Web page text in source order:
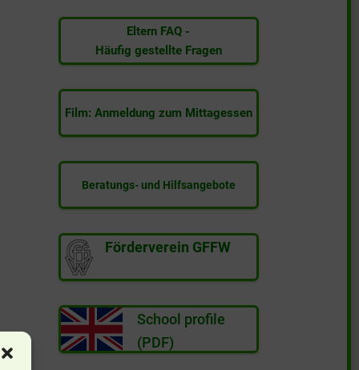
s
Eltern FAQ -
Häufig gestellte Fragen
Film: Anmeldung zum Mittagessen
Beratungs- und Hilfsangebote
Förderverein GFFW
School profile
(PDF)